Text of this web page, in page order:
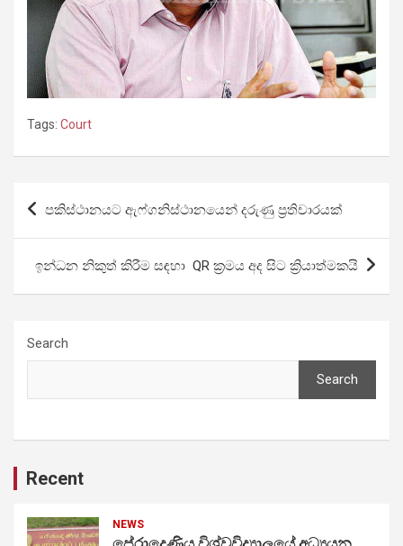
Tags: Court
Post
පකිස්ථානයට ඇෆ්ගනිස්ථානයෙන් දරුණු ප්‍රතිචාරයක්
ඉන්ධන නිකුත් කිරීම සඳහා QR ක්‍රමය අද සිට ක්‍රියාත්මකයි
Search
Search
Recent
NEWS